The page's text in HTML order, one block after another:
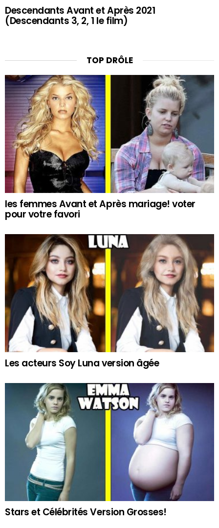
Descendants Avant et Après 2021
(Descendants 3, 2, 1 le film)
TOP DRÔLE
les femmes Avant et Après mariage! voter
pour votre favori
Les acteurs Soy Luna version âgée
Stars et Célébrités Version Grosses!